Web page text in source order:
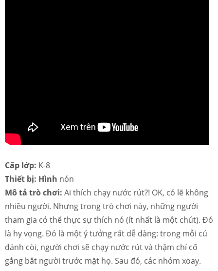
Cấp lớp: K-8
Thiết bị: Hình nón
Mô tả trò chơi: Ai thích chạy nước rút?! OK, có lẽ không
nhiều người. Nhưng trong trò chơi này, những người
tham gia có thể thực sự thích nó (ít nhất là một chút). Đó
là hy vọng. Đó là một ý tưởng rất dễ dàng: trong mỗi cú
đánh còi, người chơi sẽ chạy nước rút và thậm chí cố
gắng bắt người trước mặt họ. Sau đó, các nhóm xoay.